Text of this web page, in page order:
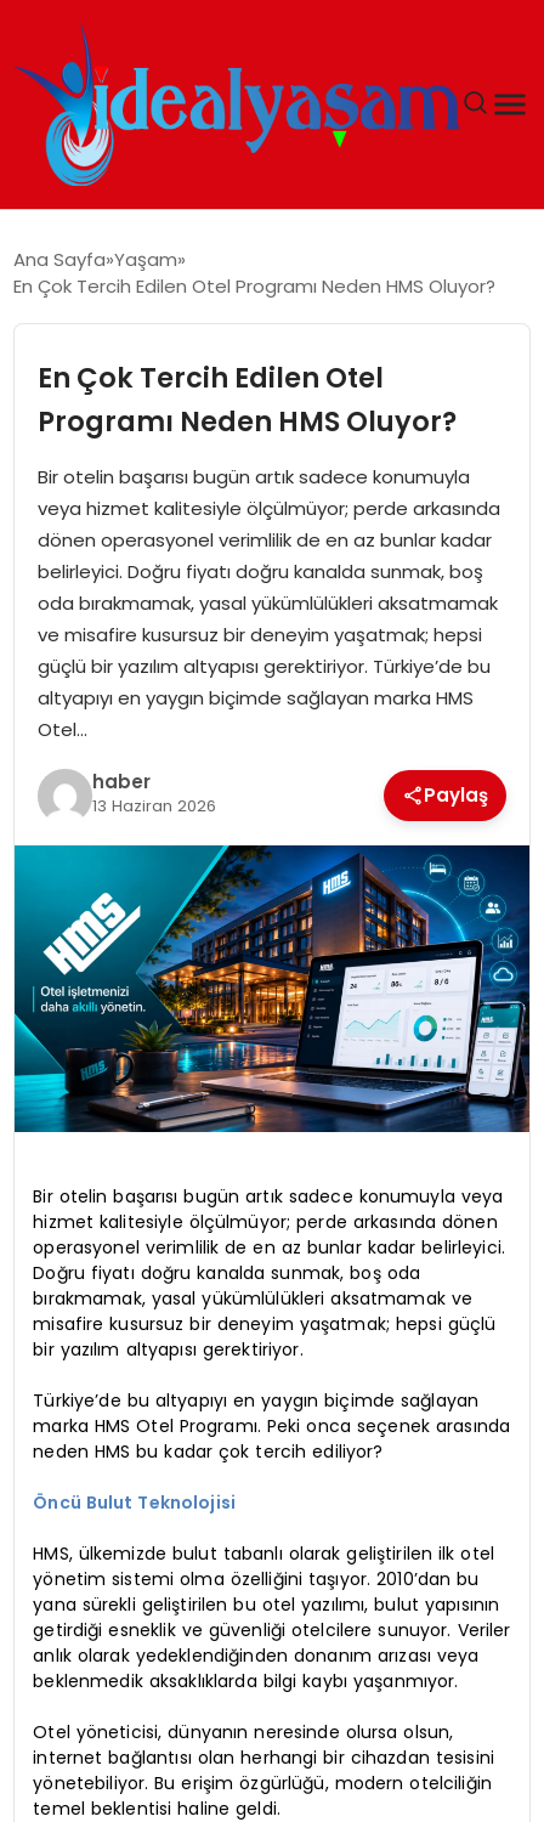
GÜNDEM
EKONOMI
İDEAL YAŞAM
İDEAL SPOR
YAŞAM
MAGAZIN
SAĞLIK
SOSYAL HABER
Ana Sayfa Yaşam
En Çok Tercih Edilen Otel Programı Neden HMS Oluyor?
En Çok Tercih Edilen Otel
Programı Neden HMS Oluyor?
Bir otelin başarısı bugün artık sadece konumuyla
veya hizmet kalitesiyle ölçülmüyor; perde arkasında
dönen operasyonel verimlilik de en az bunlar kadar
belirleyici. Doğru fiyatı doğru kanalda sunmak, boş
oda bırakmamak, yasal yükümlülükleri aksatmamak
ve misafire kusursuz bir deneyim yaşatmak; hepsi
güçlü bir yazılım altyapısı gerektiriyor. Türkiye’de bu
altyapıyı en yaygın biçimde sağlayan marka HMS
Otel…
haber
13 Haziran 2026 Paylaş
Bir otelin başarısı bugün artık sadece konumuyla veya
hizmet kalitesiyle ölçülmüyor; perde arkasında dönen
operasyonel verimlilik de en az bunlar kadar belirleyici.
Doğru fiyatı doğru kanalda sunmak, boş oda
bırakmamak, yasal yükümlülükleri aksatmamak ve
misafire kusursuz bir deneyim yaşatmak; hepsi güçlü
bir yazılım altyapısı gerektiriyor.
Türkiye’de bu altyapıyı en yaygın biçimde sağlayan
marka HMS Otel Programı. Peki onca seçenek arasında
neden HMS bu kadar çok tercih ediliyor?
Öncü Bulut Teknolojisi
HMS, ülkemizde bulut tabanlı olarak geliştirilen ilk otel
yönetim sistemi olma özelliğini taşıyor. 2010’dan bu
yana sürekli geliştirilen bu otel yazılımı, bulut yapısının
getirdiği esneklik ve güvenliği otelcilere sunuyor. Veriler
anlık olarak yedeklendiğinden donanım arızası veya
beklenmedik aksaklıklarda bilgi kaybı yaşanmıyor.
Otel yöneticisi, dünyanın neresinde olursa olsun,
internet bağlantısı olan herhangi bir cihazdan tesisini
yönetebiliyor. Bu erişim özgürlüğü, modern otelciliğin
temel beklentisi haline geldi.